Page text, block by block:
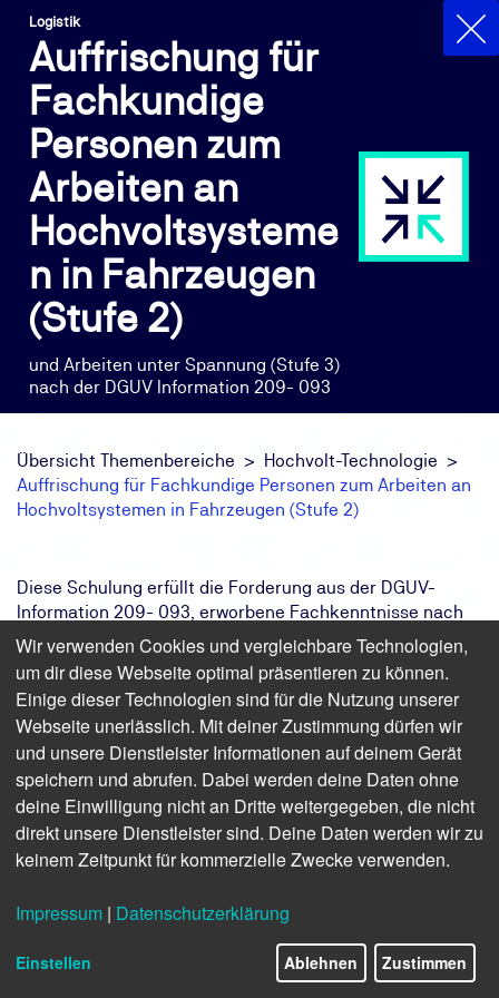
Logistik
Auffrischung für
Fachkundige
Personen zum
Arbeiten an
Hochvoltsysteme
n in Fahrzeugen
(Stufe 2)
und Arbeiten unter Spannung (Stufe 3)
nach der DGUV Information 209- 093
Übersicht Themenbereiche
Hochvolt-Technologie
Auffrischung für Fachkundige Personen zum Arbeiten an
Hochvoltsystemen in Fahrzeugen (Stufe 2)
Diese Schulung erfüllt die Forderung aus der DGUV-
Information 209- 093, erworbene Fachkenntnisse nach
erfolgter Qualifikation auf den aktuellen Stand zu halten.
Laut DGUV 1 § 4 soll eine Auffrischung jährlich erfolgen.
Die Themeninhalte entsprechen der Unterweisungspflicht
nach dem ArbSchG und DGUV Vorschrift 1.
Finden Sie freie Termine für das Seminar
Personen zum Arbeiten an
Hochvoltsystemen in Fahrzeugen
(Stufe 2)
und Arbeiten unter Spannung (Stufe 3) nach
Wir verwenden Cookies und vergleichbare Technologien,
um dir diese Webseite optimal präsentieren zu können.
Einige dieser Technologien sind für die Nutzung unserer
Webseite unerlässlich. Mit deiner Zustimmung dürfen wir
und unsere Dienstleister Informationen auf deinem Gerät
speichern und abrufen. Dabei werden deine Daten ohne
deine Einwilligung nicht an Dritte weitergegeben, die nicht
direkt unsere Dienstleister sind. Deine Daten werden wir zu
keinem Zeitpunkt für kommerzielle Zwecke verwenden.
Impressum | Datenschutzerklärung
Einstellen Ablehnen Zustimmen